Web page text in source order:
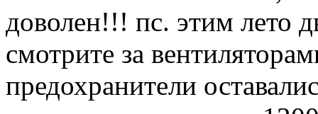
доволен!!! пс. этим лето
смотрите за
предохранители